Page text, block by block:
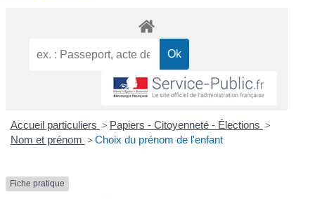
Accueil particuliers > Papiers - Citoyenneté - Élections >
Nom et prénom > Choix du prénom de l'enfant
Fiche pratique